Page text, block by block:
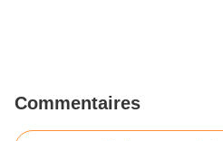
Commentaires